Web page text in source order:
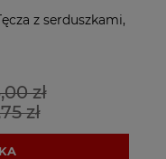
z serduszkami,
zł
zł